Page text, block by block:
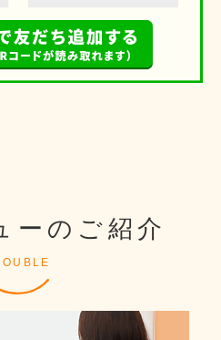
ーのご紹介